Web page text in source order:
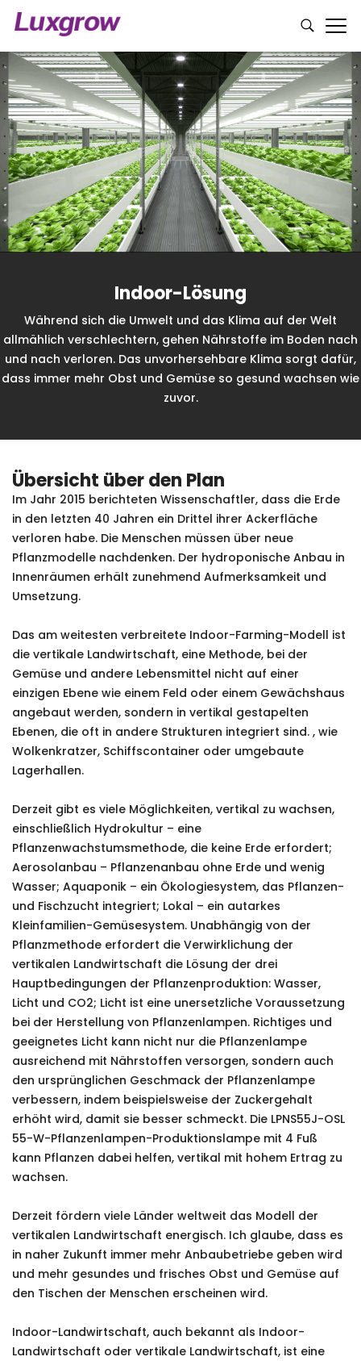
Indoor-Lösung
Während sich die Umwelt und das Klima auf der Welt
allmählich verschlechtern, gehen Nährstoffe im Boden nach
und nach verloren. Das unvorhersehbare Klima sorgt dafür,
dass immer mehr Obst und Gemüse so gesund wachsen wie
zuvor.
Übersicht über den Plan
Im Jahr 2015 berichteten Wissenschaftler, dass die Erde
in den letzten 40 Jahren ein Drittel ihrer Ackerfläche
verloren habe. Die Menschen müssen über neue
Pflanzmodelle nachdenken. Der hydroponische Anbau in
Innenräumen erhält zunehmend Aufmerksamkeit und
Umsetzung.
Das am weitesten verbreitete Indoor-Farming-Modell ist
die vertikale Landwirtschaft, eine Methode, bei der
Gemüse und andere Lebensmittel nicht auf einer
einzigen Ebene wie einem Feld oder einem Gewächshaus
angebaut werden, sondern in vertikal gestapelten
Ebenen, die oft in andere Strukturen integriert sind. , wie
Wolkenkratzer, Schiffscontainer oder umgebaute
Lagerhallen.
Derzeit gibt es viele Möglichkeiten, vertikal zu wachsen,
einschließlich Hydrokultur – eine
Pflanzenwachstumsmethode, die keine Erde erfordert;
Aerosolanbau – Pflanzenanbau ohne Erde und wenig
Wasser; Aquaponik – ein Ökologiesystem, das Pflanzen-
und Fischzucht integriert; Lokal – ein autarkes
Kleinfamilien-Gemüsesystem. Unabhängig von der
Pflanzmethode erfordert die Verwirklichung der
vertikalen Landwirtschaft die Lösung der drei
Hauptbedingungen der Pflanzenproduktion: Wasser,
Licht und CO2; Licht ist eine unersetzliche Voraussetzung
bei der Herstellung von Pflanzenlampen. Richtiges und
geeignetes Licht kann nicht nur die Pflanzenlampe
ausreichend mit Nährstoffen versorgen, sondern auch
den ursprünglichen Geschmack der Pflanzenlampe
verbessern, indem beispielsweise der Zuckergehalt
erhöht wird, damit sie besser schmeckt. Die LPNS55J-OSL
55-W-Pflanzenlampen-Produktionslampe mit 4 Fuß
kann Pflanzen dabei helfen, vertikal mit hohem Ertrag zu
wachsen.
Derzeit fördern viele Länder weltweit das Modell der
vertikalen Landwirtschaft energisch. Ich glaube, dass es
in naher Zukunft immer mehr Anbaubetriebe geben wird
und mehr gesundes und frisches Obst und Gemüse auf
den Tischen der Menschen erscheinen wird.
Indoor-Landwirtschaft, auch bekannt als Indoor-
Landwirtschaft oder vertikale Landwirtschaft, ist eine